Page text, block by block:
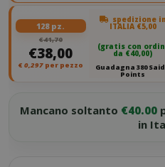
128 pz.
€41,70
€38,00
€ 0,297per pezzo
spedizione in
ITALIA €5,00
(gratis con
da €40,00)
Guadagna 380
Points
Mancano soltanto €40.00
in